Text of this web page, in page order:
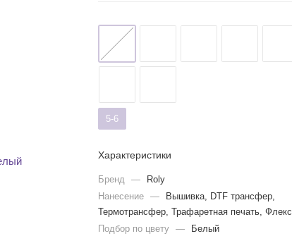
5-6
Характеристики
Бренд —
Roly
Нанесение
—
Вышивка, DTF трансфер,
Термотрансфер, Трафаретная печать, Флекс
Подбор по цвету
—
Белый